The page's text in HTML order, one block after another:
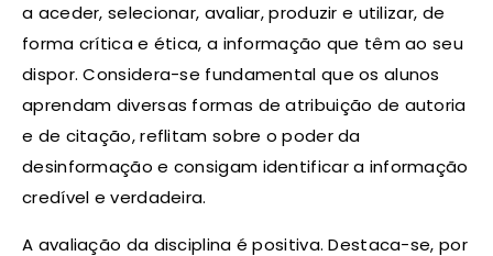
a aceder, selecionar, avaliar, produzir e utilizar, de
forma crítica e ética, a informação que têm ao seu
dispor. Considera-se fundamental que os alunos
aprendam diversas formas de atribuição de autoria
e de citação, reflitam sobre o poder da
desinformação e consigam identificar a informação
credível e verdadeira.
A avaliação da disciplina é positiva. Destaca-se, por